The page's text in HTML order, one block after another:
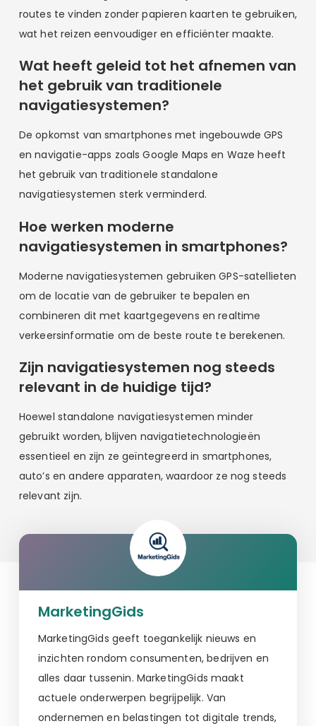
routes te vinden zonder papieren kaarten te gebruiken,
wat het reizen eenvoudiger en efficiënter maakte.
Wat heeft geleid tot het afnemen van
het gebruik van traditionele
navigatiesystemen?
De opkomst van smartphones met ingebouwde GPS
en navigatie-apps zoals Google Maps en Waze heeft
het gebruik van traditionele standalone
navigatiesystemen sterk verminderd.
Hoe werken moderne
navigatiesystemen in smartphones?
Moderne navigatiesystemen gebruiken GPS-satellieten
om de locatie van de gebruiker te bepalen en
combineren dit met kaartgegevens en realtime
verkeersinformatie om de beste route te berekenen.
Zijn navigatiesystemen nog steeds
relevant in de huidige tijd?
Hoewel standalone navigatiesystemen minder
gebruikt worden, blijven navigatietechnologieën
essentieel en zijn ze geïntegreerd in smartphones,
auto’s en andere apparaten, waardoor ze nog steeds
relevant zijn.
MarketingGids
MarketingGids geeft toegankelijk nieuws en
inzichten rondom consumenten, bedrijven en
alles daar tussenin. MarketingGids maakt
actuele onderwerpen begrijpelijk. Van
ondernemen en belastingen tot digitale trends,